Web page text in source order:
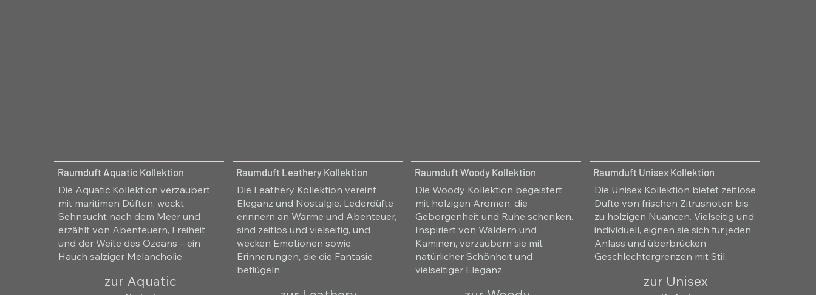
Raumduft Aquatic Kollektion
Die Aquatic Kollektion verzaubert
mit maritimen Düften, weckt
Sehnsucht nach dem Meer und
erzählt von Abenteuern, Freiheit
und der Weite des Ozeans – ein
Hauch salziger Melancholie.
zur Aquatic
Raumduft Leathery Kollektion
Die Leathery Kollektion vereint
Eleganz und Nostalgie. Lederdüfte
erinnern an Wärme und Abenteuer,
sind zeitlos und vielseitig, und
wecken Emotionen sowie
Erinnerungen, die die Fantasie
beflügeln.
Raumduft Woody Kollektion
Die Woody Kollektion begeistert
mit holzigen Aromen, die
Geborgenheit und Ruhe schenken.
Inspiriert von Wäldern und
Kaminen, verzaubern sie mit
natürlicher Schönheit und
vielseitiger Eleganz.
Raumduft Unisex Kollektion
Die Unisex Kollektion bietet zeitlose
Düfte von frischen Zitrusnoten bis
zu holzigen Nuancen. Vielseitig und
individuell, eignen sie sich für jeden
Anlass und überbrücken
Geschlechtergrenzen mit Stil.
zur Unisex